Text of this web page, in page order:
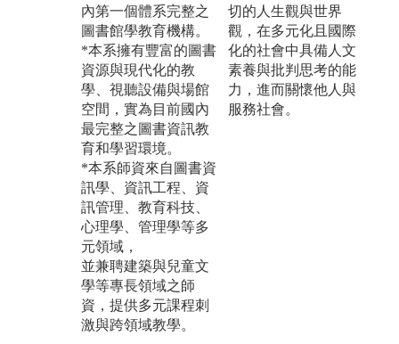
內第一個體系完整之
圖書館學教育機構。
*本系擁有豐富的圖書
資源與現代化的教
學、視聽設備與場館
空間，實為目前國內
最完整之圖書資訊教
育和學習環境。
*本系師資來自圖書資
訊學、資訊工程、資
訊管理、教育科技、
心理學、管理學等多
元領域，
並兼聘建築與兒童文
學等專長領域之師
資，提供多元課程刺
激與跨領域教學。
切的人生觀與世界
觀，在多元化且國際
化的社會中具備人文
素養與批判思考的能
力，進而關懷他人與
服務社會。